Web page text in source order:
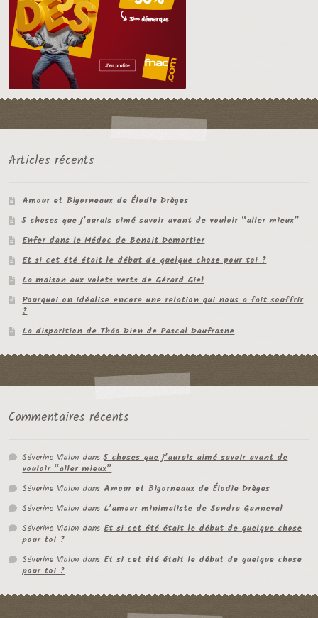
Articles récents
Amour et Bigorneaux de Élodie Drèges
5 choses que j’aurais aimé savoir avant de vouloir “aller mieux”
Enfer dans le Médoc de Benoit Demortier
Et si cet été était le début de quelque chose pour toi ?
La maison aux volets verts de Gérard Giel
Pourquoi on idéalise encore une relation qui nous a fait souffrir
?
La disparition de Thâo Dien de Pascal Daufrasne
Commentaires récents
Séverine Vialon dans5 choses que j’aurais aimé savoir avant de
vouloir “aller mieux”
Séverine Vialon dansAmour et Bigorneaux de Élodie Drèges
Séverine Vialon dansL’amour minimaliste de Sandra Ganneval
Séverine Vialon dansEt si cet été était le début de quelque chose
pour toi ?
Séverine Vialon dansEt si cet été était le début de quelque chose
pour toi ?